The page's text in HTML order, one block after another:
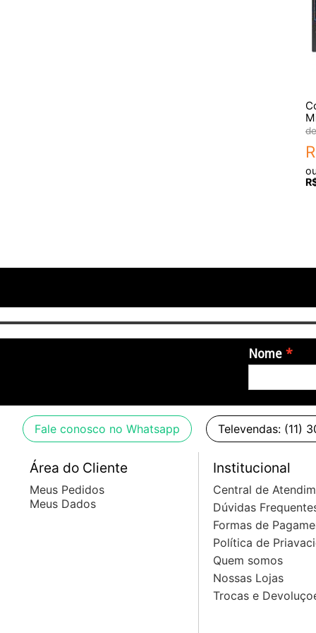
Nome
Fale conosco no Whatsapp Televendas: (11)
Área do Cliente
Meus Pedidos
Meus Dados
Institucional
Central de
Dúvidas
Formas de
Política de
Quem somos
Nossas Lojas
Trocas e